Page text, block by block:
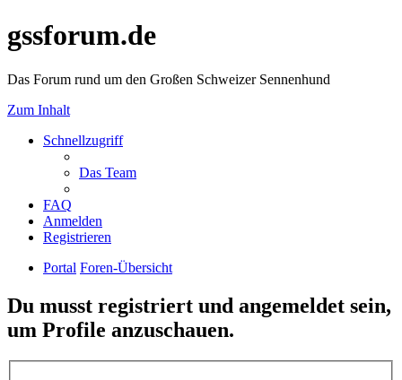
gssforum.de
Das Forum rund um den Großen Schweizer Sennenhund
Zum Inhalt
Schnellzugriff
Das Team
FAQ
Anmelden
Registrieren
Portal Foren-Übersicht
Du musst registriert und angemeldet sein,
um Profile anzuschauen.